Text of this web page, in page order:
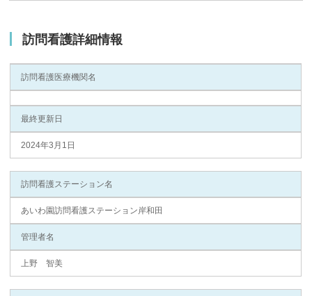
訪問看護詳細情報
訪問看護医療機関名
最終更新日
2024年3月1日
訪問看護ステーション名
あいわ園訪問看護ステーション岸和田
管理者名
上野 智美